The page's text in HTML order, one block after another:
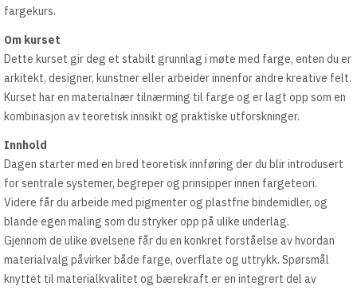
fargekurs.
Om kurset
Dette kurset gir deg et stabilt grunnlag i møte med farge, enten du er
arkitekt, designer, kunstner eller arbeider innenfor andre kreative felt.
Kurset har en materialnær tilnærming til farge og er lagt opp som en
kombinasjon av teoretisk innsikt og praktiske utforskninger.
Innhold
Dagen starter med en bred teoretisk innføring der du blir introdusert
for sentrale systemer, begreper og prinsipper innen fargeteori.
Videre får du arbeide med pigmenter og plastfrie bindemidler, og
blande egen maling som du stryker opp på ulike underlag.
Gjennom de ulike øvelsene får du en konkret forståelse av hvordan
materialvalg påvirker både farge, overflate og uttrykk. Spørsmål
knyttet til materialkvalitet og bærekraft er en integrert del av